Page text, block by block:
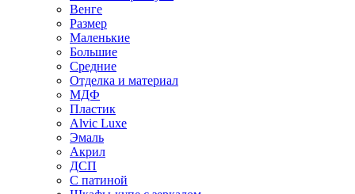
Венге
Размер
Маленькие
Большие
Средние
Отделка и материал
МДФ
Пластик
Alvic Luxe
Эмаль
Акрил
ДСП
С патиной